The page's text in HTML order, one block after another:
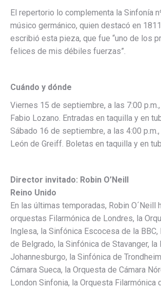
El repertorio lo complementa la Sinfonía
músico germánico, quien destacó en
escribió esta pieza, que fue “uno de los
felices de mis débiles fuerzas”.
Cuándo y dónde
Viernes 15 de septiembre, a las 7:00
Fabio Lozano. Entradas en taquilla y en
Sábado 16 de septiembre, a las 4:00
León de Greiff. Boletas en taquilla y en
Director invitado: Robin O’Neill
Reino Unido
En las últimas temporadas, Robin O´Neill
orquestas Filarmónica de Londres, la
Inglesa, la Sinfónica Escocesa de la BBC,
de Belgrado, la Sinfónica de Stavanger, la
Johannesburgo, la Sinfónica de
Cámara Sueca, la Orquesta de Cámara
London Sinfonia, la Orquesta Filarmónica